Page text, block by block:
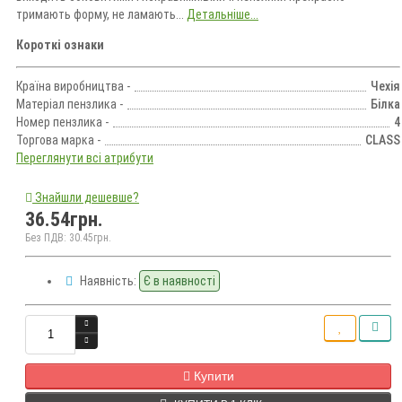
тримають форму, не ламають... Детальніше...
Короткі ознаки
Країна виробництва -
Чехія
Матеріал пензлика -
Білка
Номер пензлика -
4
Торгова марка -
CLASS
Переглянути всі атрибути
Знайшли дешевше?
36.54грн.
Без ПДВ: 30.45грн.
Наявність: Є в наявності
Купити